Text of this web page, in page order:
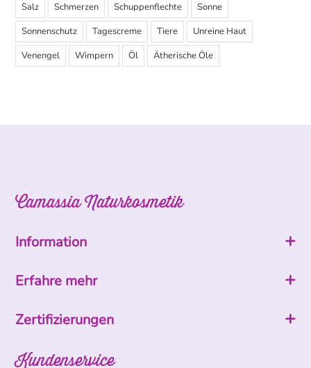
Salz
Schmerzen Schuppenflechte
Sonne
Sonnenschutz
Tagescreme Tiere
Unreine Haut
Venengel
Wimpern Öl Ätherische Öle
Camassia Naturkosmetik
Information
Erfahre mehr
Kundenservice
Zertifizierungen